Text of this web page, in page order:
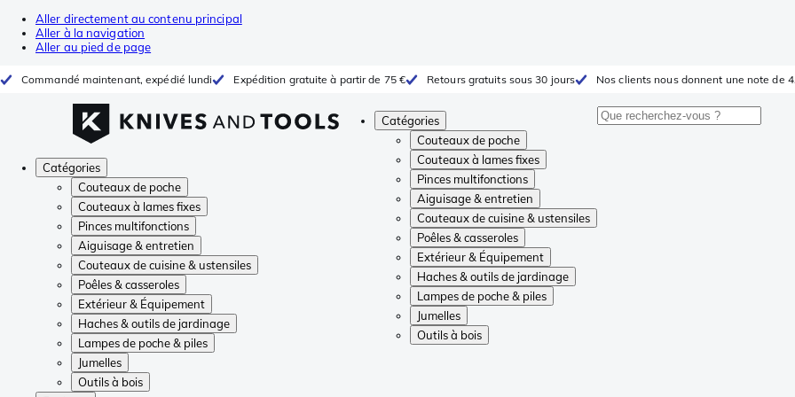
Aller directement au contenu principal
Aller à la navigation
Aller au pied de page
Commandé maintenant, expédié lundi Expédition gratuite à partir de 75 € Retours gratuits sous 30 jours Nos clients nous donnent une note de
Catégories
Couteaux de poche
Couteaux à lames fixes
Pinces multifonctions
Aiguisage & entretien
Couteaux de cuisine & ustensiles
Poêles & casseroles
Extérieur & Équipement
Haches & outils de jardinage
Lampes de poche & piles
Jumelles
Outils à bois
Catégories
Couteaux de poche
Couteaux à lames fixes
Pinces multifonctions
Aiguisage & entretien
Couteaux de cuisine & ustensiles
Poêles & casseroles
Extérieur & Équipement
Haches & outils de jardinage
Lampes de poche & piles
Jumelles
Outils à bois